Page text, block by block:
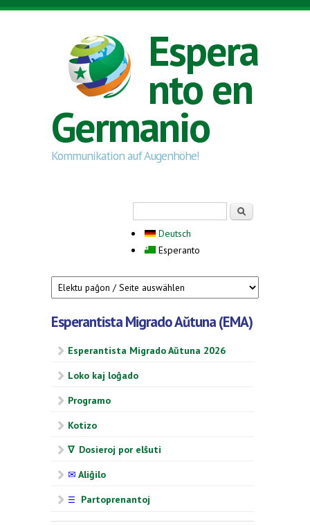
Skip to main content
Espera
nto en
Germanio
Kommunikation auf Augenhöhe!
Deutsch
Esperanto
Esperantista Migrado Aŭtuna (EMA)
Esperantista Migrado Aŭtuna 2026
Loko kaj loĝado
Programo
Kotizo
∇ Dosieroj por elŝuti
✉ Aliĝilo
☰ Partoprenantoj